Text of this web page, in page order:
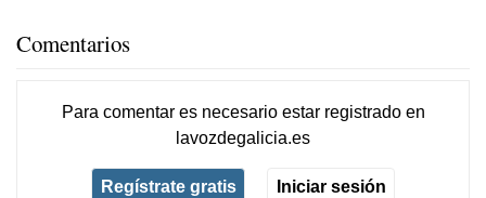
Comentarios
Para comentar es necesario estar registradoen
lavozdegalicia.es
Regístrate gratis Iniciar sesión